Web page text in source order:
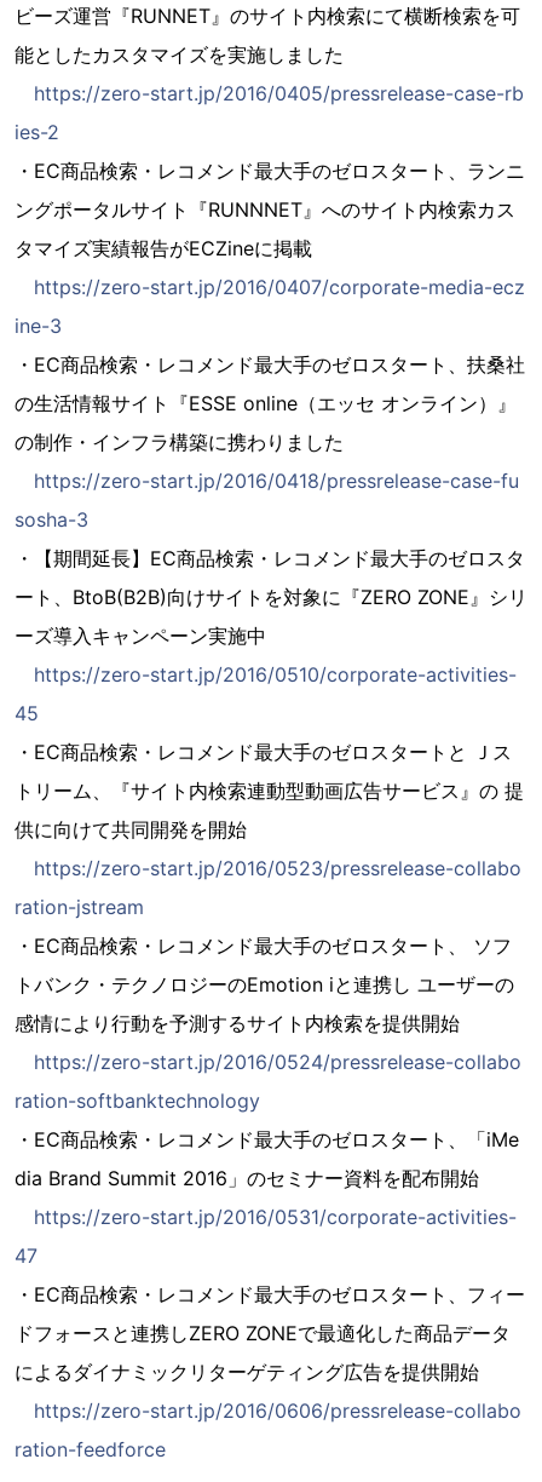
ビーズ運営『RUNNET』のサイト内検索にて横断検索を可
能としたカスタマイズを実施しました
https://zero-start.jp/2016/0405/pressrelease-case-rb
ies-2
・EC商品検索・レコメンド最大手のゼロスタート、ランニ
ングポータルサイト『RUNNNET』へのサイト内検索カス
タマイズ実績報告がECZineに掲載
https://zero-start.jp/2016/0407/corporate-media-ecz
ine-3
・EC商品検索・レコメンド最大手のゼロスタート、扶桑社
の生活情報サイト『ESSE online（エッセ オンライン）』
の制作・インフラ構築に携わりました
https://zero-start.jp/2016/0418/pressrelease-case-fu
sosha-3
・【期間延長】EC商品検索・レコメンド最大手のゼロスタ
ート、BtoB(B2B)向けサイトを対象に『ZERO ZONE』シリ
ーズ導入キャンペーン実施中
https://zero-start.jp/2016/0510/corporate-activities-
45
・EC商品検索・レコメンド最大手のゼロスタートと Ｊス
トリーム、『サイト内検索連動型動画広告サービス』の 提
供に向けて共同開発を開始
https://zero-start.jp/2016/0523/pressrelease-collabo
ration-jstream
・EC商品検索・レコメンド最大手のゼロスタート、 ソフ
トバンク・テクノロジーのEmotion iと連携し ユーザーの
感情により行動を予測するサイト内検索を提供開始
https://zero-start.jp/2016/0524/pressrelease-collabo
ration-softbanktechnology
・EC商品検索・レコメンド最大手のゼロスタート、「iMe
dia Brand Summit 2016」のセミナー資料を配布開始
https://zero-start.jp/2016/0531/corporate-activities-
47
・EC商品検索・レコメンド最大手のゼロスタート、フィー
ドフォースと連携しZERO ZONEで最適化した商品データ
によるダイナミックリターゲティング広告を提供開始
https://zero-start.jp/2016/0606/pressrelease-collabo
ration-feedforce